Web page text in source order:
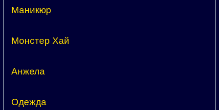
Маникюр
Монстер Хай
Анжела
Одежда